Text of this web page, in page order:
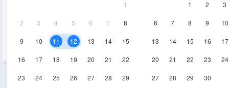
1
2 3 4 5 6 7 8
9 10 11 12 13 14 15
16 17 18 19 20 21 22
23 24 25 26 27 28 29
1
2 3
6 7 8 9 10
13 14 15 16 17
20 21 22 23 24
27 28 29 30
空調
特惠大床房